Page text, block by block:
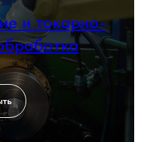
и токарно-